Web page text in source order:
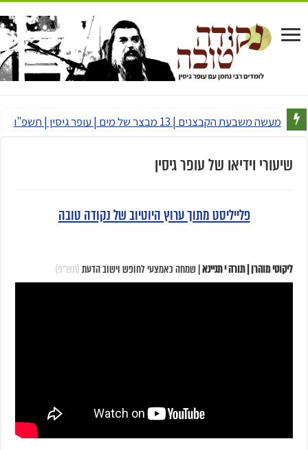
מעשה משבעת הקבצנים | 13 מבצר של מים | עופר גיסין | תשפ"ו
שיעורי וידיאו של עופר גיסין
פלייליסט מתוך ערוץ היוטיוב של נקודה טובה
ליקוטי מוהרן | תורה י תניינא| שמחה כאמצעי לחופש וישוב הדעת(תש"פ)